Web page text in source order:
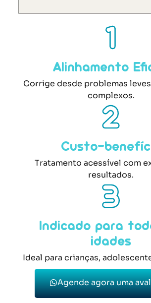
Alinhamento
Corrige desde problemas
complexos.
Custo-
Tratamento acessível com
resultados.
Indicado para
idades
Ideal para crianças,
Agende agora uma